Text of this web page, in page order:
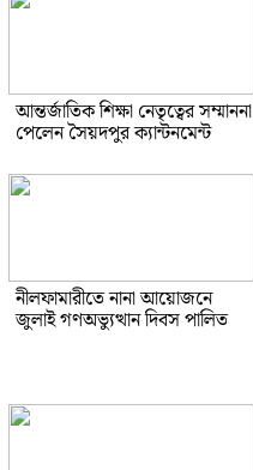
আন্তর্জাতিক শিক্ষা নেতৃত্বের সম্মাননা
পেলেন সৈয়দপুর ক্যান্টনমেন্ট
নীলফামারীতে নানা আয়োজনে
জুলাই গণঅভ্যুত্থান দিবস পালিত